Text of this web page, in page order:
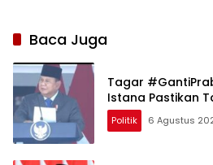
Baca Juga
Tagar
Istana Pastikan
Politik 6 Agustus